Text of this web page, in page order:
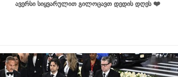
ავერსი სიყვარულით გილოცავთ დედის დღეს ❤️